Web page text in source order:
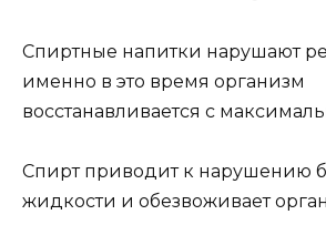
Спиртные напитки нарушают
именно в это время организм
восстанавливается с
Спирт приводит к нарушению
жидкости и обезвоживает